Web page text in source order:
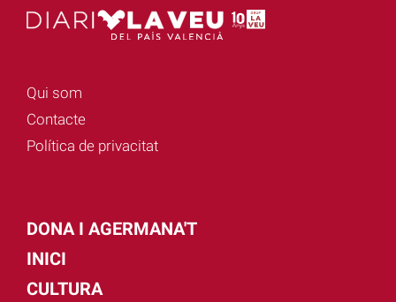
Qui som
Contacte
Política de privacitat
DONA I AGERMANA'T
INICI
CULTURA